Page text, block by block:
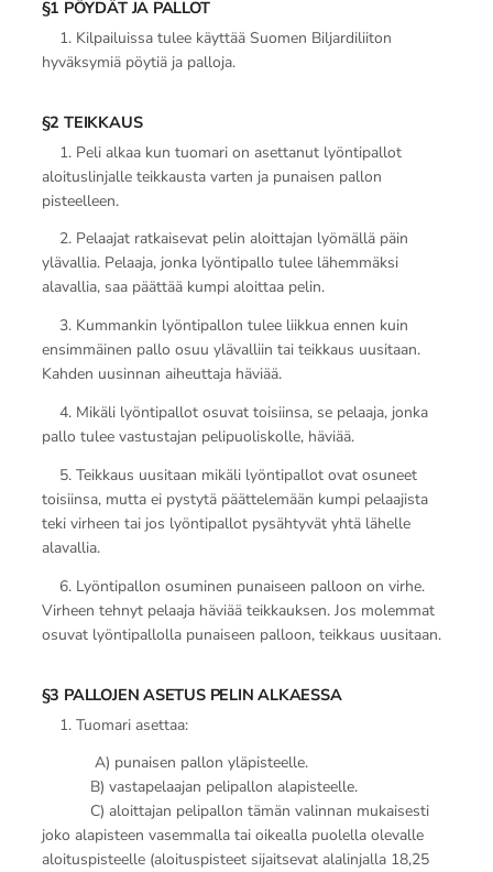
§1 PÖYDÄT JA PALLOT
1. Kilpailuissa tulee käyttää Suomen Biljardiliiton
hyväksymiä pöytiä ja palloja.
§2 TEIKKAUS
1. Peli alkaa kun tuomari on asettanut lyöntipallot
aloituslinjalle teikkausta varten ja punaisen pallon
pisteelleen.
2. Pelaajat ratkaisevat pelin aloittajan lyömällä päin
ylävallia. Pelaaja, jonka lyöntipallo tulee lähemmäksi
alavallia, saa päättää kumpi aloittaa pelin.
3. Kummankin lyöntipallon tulee liikkua ennen kuin
ensimmäinen pallo osuu ylävalliin tai teikkaus uusitaan.
Kahden uusinnan aiheuttaja häviää.
4. Mikäli lyöntipallot osuvat toisiinsa, se pelaaja, jonka
pallo tulee vastustajan pelipuoliskolle, häviää.
5. Teikkaus uusitaan mikäli lyöntipallot ovat osuneet
toisiinsa, mutta ei pystytä päättelemään kumpi pelaajista
teki virheen tai jos lyöntipallot pysähtyvät yhtä lähelle
alavallia.
6. Lyöntipallon osuminen punaiseen palloon on virhe.
Virheen tehnyt pelaaja häviää teikkauksen. Jos molemmat
osuvat lyöntipallolla punaiseen palloon, teikkaus uusitaan.
§3 PALLOJEN ASETUS PELIN ALKAESSA
1. Tuomari asettaa:
A) punaisen pallon yläpisteelle.
B) vastapelaajan pelipallon alapisteelle.
C) aloittajan pelipallon tämän valinnan mukaisesti
joko alapisteen vasemmalla tai oikealla puolella olevalle
aloituspisteelle (aloituspisteet sijaitsevat alalinjalla 18,25